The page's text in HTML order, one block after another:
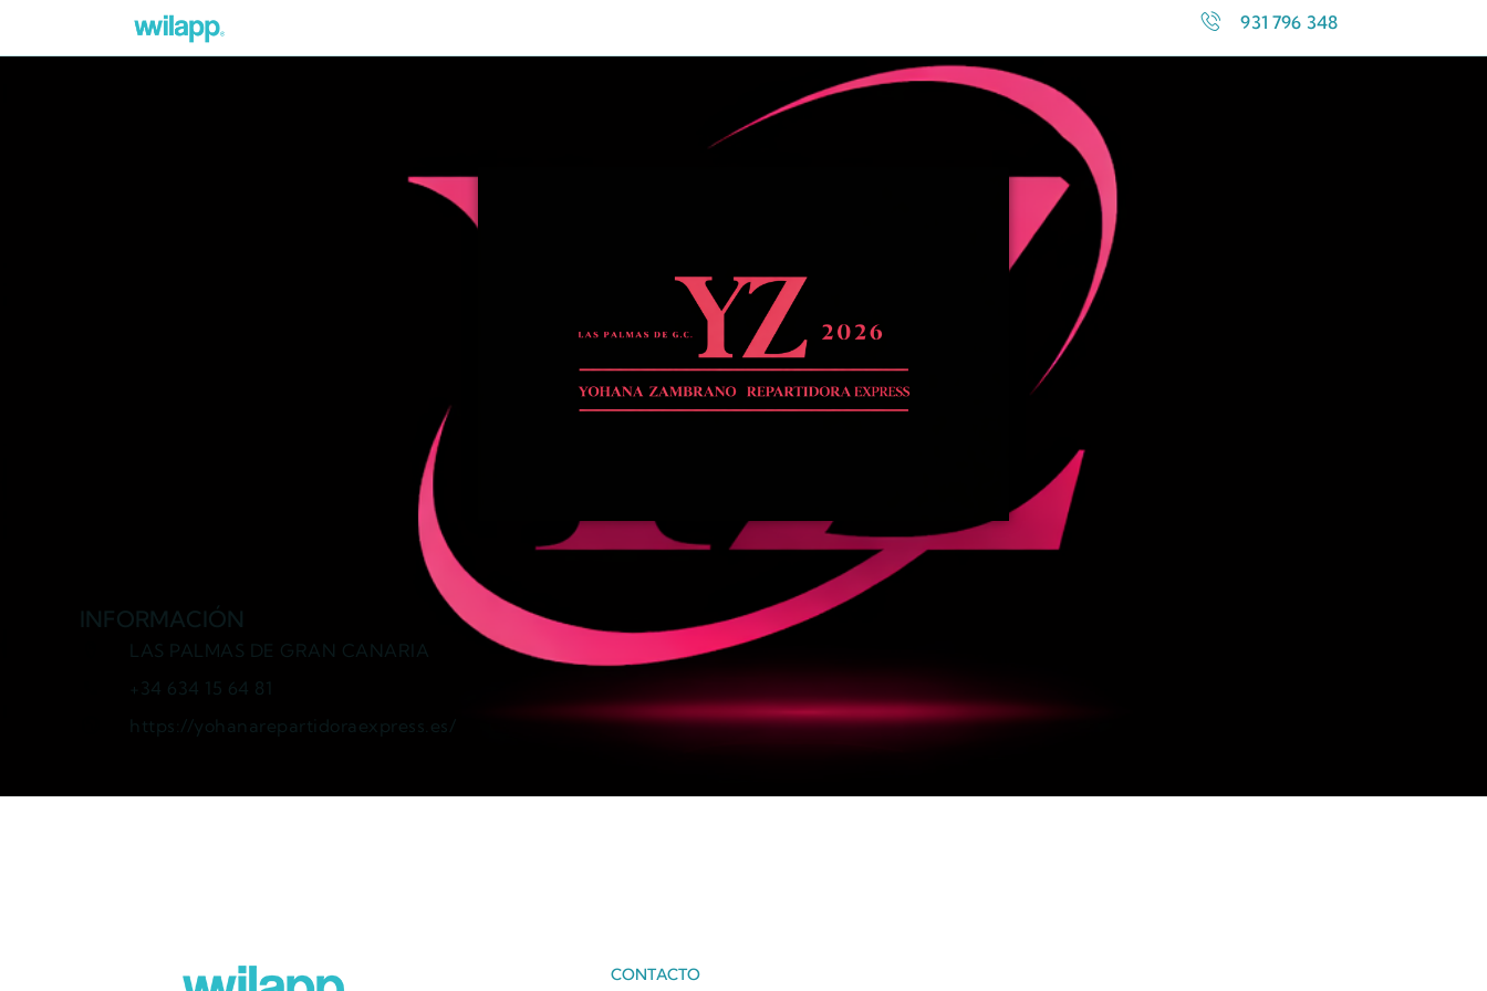
931 796 348
INFORMACIÓN
LAS PALMAS DE GRAN CANARIA
+34 634 15 64 81
https://yohanarepartidoraexpress.es/
CONTACTO